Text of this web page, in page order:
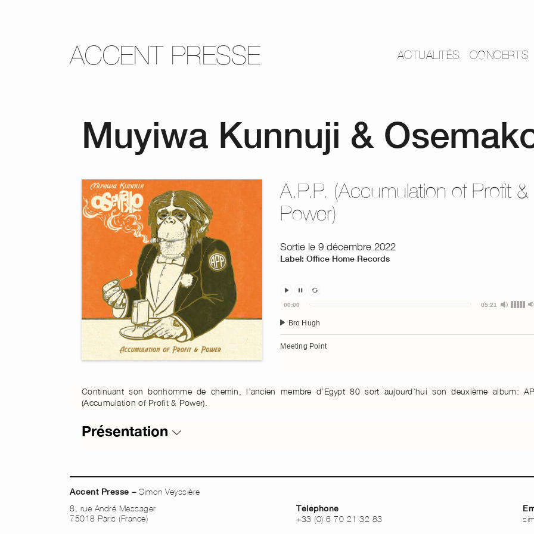
ACCENT PRESSE ACTUALITÉS CONCERTS
Muyiwa Kunnuji &
A.P.P. (Accumulation of Profit &
Power)
Sortie le 9 décembre 2022
Label: Office Home Records
Audio
Player
Bro Hugh
Meeting Point
00:00 05:21
Continuant son bonhomme de chemin, l’ancien membre d’Egypt 80 sort aujourd’hui son deuxième album:
(Accumulation of Profit & Power).
Présentation
Accent Presse –Simon Veyssière
8, rue André Messager
75018 Paris (France)
Téléphone
+33 (0) 6 70 21 32 83